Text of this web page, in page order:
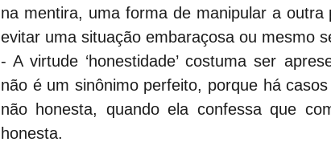
na mentira, uma forma de manipular a
evitar uma situação embaraçosa ou mesmo
- A virtude ‘honestidade’ costuma ser
não é um sinônimo perfeito, porque há
não honesta, quando ela confessa que
honesta.